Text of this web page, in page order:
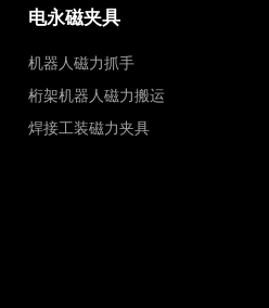
电永磁夹具
机器人磁力抓手
桁架机器人磁力搬运
焊接工装磁力夹具